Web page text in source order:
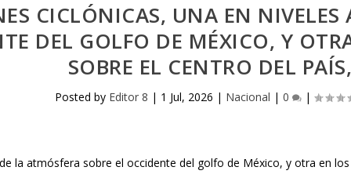
CICLÓNICAS, UNA EN NIVELES
DEL GOLFO DE MÉXICO, Y
SOBRE EL CENTRO DEL PAÍS,
Posted by Editor 8 | 1 Jul, 2026 | Nacional | 0 |